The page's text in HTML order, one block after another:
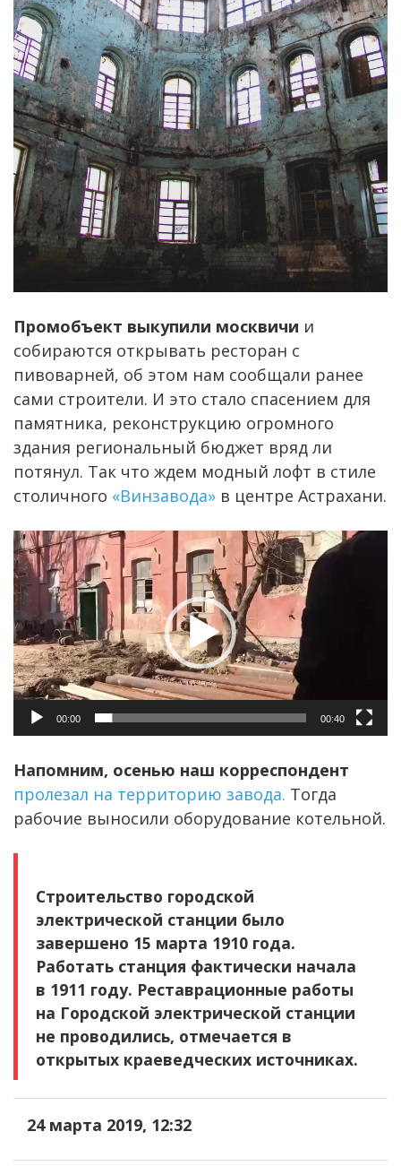
Промобъект выкупили москвичи и
собираются открывать ресторан с
пивоварней, об этом нам сообщали ранее
сами строители. И это стало спасением для
памятника, реконструкцию огромного
здания региональный бюджет вряд ли
потянул. Так что ждем модный лофт в стиле
столичного «Винзавода» в центре Астрахани.
Видеоплеер
00:00 00:40
Напомним, осенью наш корреспондент
пролезал на территорию завода. Тогда
рабочие выносили оборудование котельной.
Строительство городской
электрической станции было
завершено 15 марта 1910 года.
Работать станция фактически начала
в 1911 году. Реставрационные работы
на Городской электрической станции
не проводились, отмечается в
открытых краеведческих источниках.
24 марта 2019, 12:32